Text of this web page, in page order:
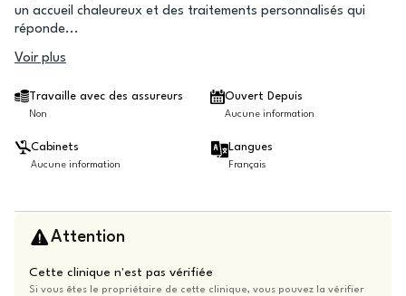
un accueil chaleureux et des traitements personnalisés qui
réponde...
Voir plus
Travaille avec des assureurs
Non
Ouvert Depuis
Aucune information
Cabinets
Aucune information
Langues
Français
Attention
Cette clinique n'est pas vérifiée
Si vous êtes le propriétaire de cette clinique, vous pouvez la vérifier